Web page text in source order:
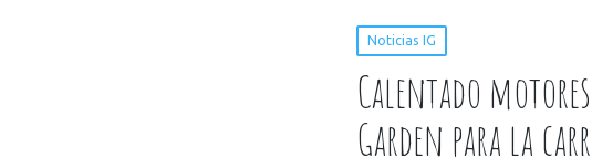
Noticias IG
Calentado
Garden para la